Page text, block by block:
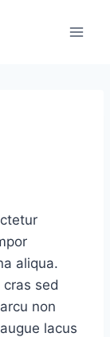
aliqua.
sed
non
lacus